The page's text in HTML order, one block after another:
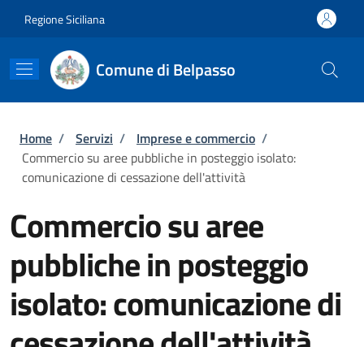
Regione Siciliana
Comune di Belpasso
Briciole di pane
Home / Servizi / Imprese e commercio /
Commercio su aree pubbliche in posteggio isolato:
comunicazione di cessazione dell'attività
Commercio su aree
pubbliche in posteggio
isolato: comunicazione di